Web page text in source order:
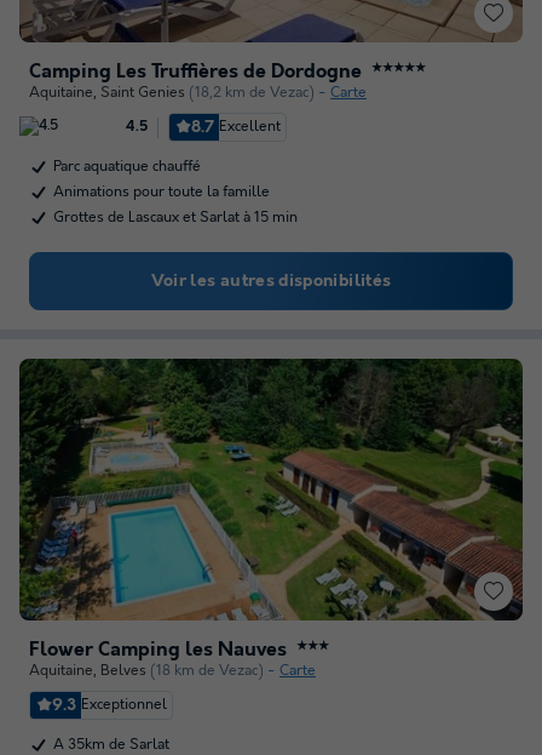
Camping Les Truffières de Dordogne ★★★★★
Aquitaine, Saint Genies (18,2 km de Vezac) Carte
4.5 8.7 Excellent
Parc aquatique chauffé
Animations pour toute la famille
Grottes de Lascaux et Sarlat à 15 min
Voir les autres disponibilités
Flower Camping les Nauves ★★★
Aquitaine, Belves (18 km de Vezac) Carte
9.3 Exceptionnel
A 35km de Sarlat